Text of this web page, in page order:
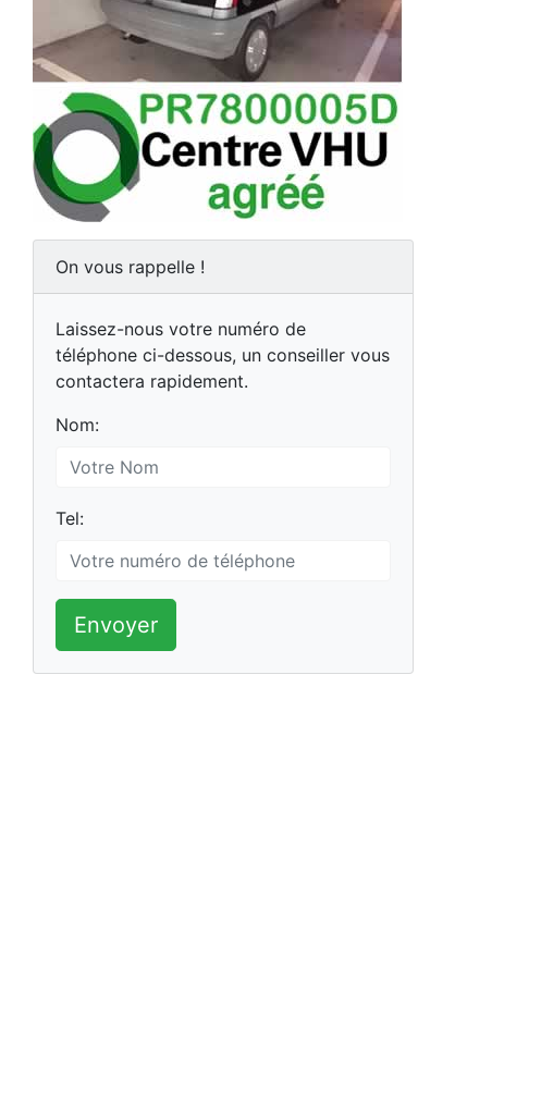
On vous rappelle !
Laissez-nous votre numéro de
téléphone ci-dessous, un conseiller vous
contactera rapidement.
Nom:
Tel:
Envoyer